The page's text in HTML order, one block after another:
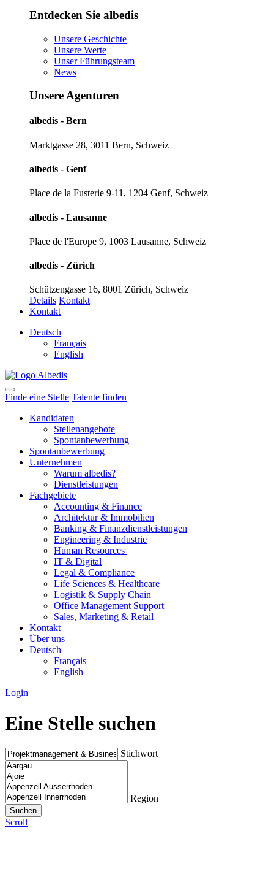
Entdecken Sie albedis
Unsere Geschichte
Unsere Werte
Unser Führungsteam
News
Unsere Agenturen
albedis - Bern
Marktgasse 28, 3011 Bern, Schweiz
albedis - Genf
Place de la Fusterie 9-11, 1204 Genf, Schweiz
albedis - Lausanne
Place de l'Europe 9, 1003 Lausanne, Schweiz
albedis - Zürich
Schützengasse 16, 8001 Zürich, Schweiz
Details Kontakt
Kontakt
Deutsch
Français
English
Finde eine Stelle Talente finden
Kandidaten
Stellenangebote
Spontanbewerbung
Spontanbewerbung
Unternehmen
Warum albedis?
Dienstleistungen
Fachgebiete
Accounting & Finance
Architektur & Immobilien
Banking & Finanzdienstleistungen
Engineering & Industrie
Human Resources
IT & Digital
Legal & Compliance
Life Sciences & Healthcare
Logistik & Supply Chain
Office Management Support
Sales, Marketing & Retail
Kontakt
Über uns
Deutsch
Français
English
Login
Eine Stelle suchen
Stichwort
Region
Scroll